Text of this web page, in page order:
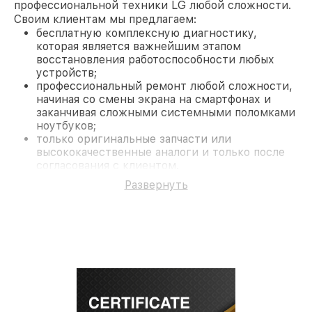
профессиональной техники LG любой сложности.
Своим клиентам мы предлагаем:
бесплатную комплексную диагностику,
которая является важнейшим этапом
восстановления работоспособности любых
устройств;
профессиональный ремонт любой сложности,
начиная со смены экрана на смартфонах и
заканчивая сложными системными поломками
ноутбуков;
только оригинальные запчасти или
высококачественные аналоги и только после
согласования с клиентом.
На все работы и замененные комплектующие
предоставляется длительная гарантия. В случае
современное оборудование и
Развернуть